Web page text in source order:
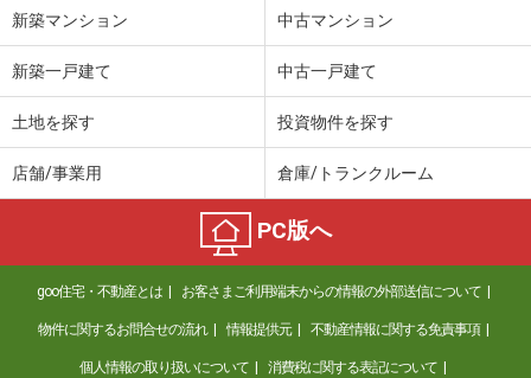
岡山県岡山市北区平田
4.50万円
岡山県岡山市北区東島田町２丁目
7.70万円
住 所
岡山県岡山市北区東島田町２丁目
専有面積 38.82m²
間取り
1LDK
岡山県岡山市北区今８丁目
新築マンション 中古マンション
新築一戸建て 中古一戸建て
土地を探す 投資物件を探す
店舗/事業用 倉庫/トランクルーム
PC版へ
goo住宅・不動産とは お客さまご利用端末からの情報の外部送信について
物件に関するお問合せの流れ 情報提供元 不動産情報に関する免責事項
個人情報の取り扱いについて 消費税に関する表記について